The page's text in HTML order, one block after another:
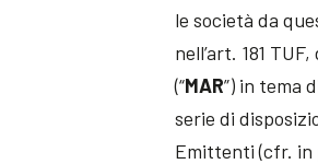
le società da
nell’art. 181
(“MAR”) in tema
serie di
Emittenti (cfr. in